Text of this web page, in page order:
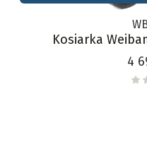
Kosiarka
4